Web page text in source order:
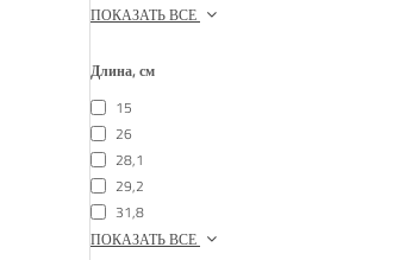
ПОКАЗАТЬ ВСЕ
Длина, см
15
26
28,1
29,2
31,8
ПОКАЗАТЬ ВСЕ